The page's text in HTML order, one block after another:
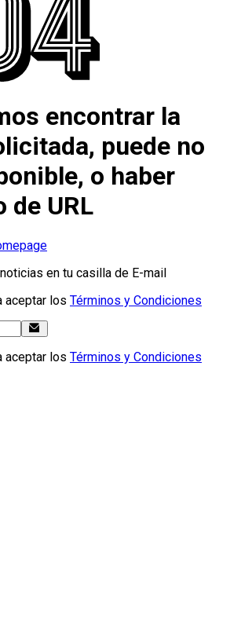
encontrar la
puede no
o haber
de URL
en tu casilla de E-mail
aceptar los Términos y Condiciones
aceptar los Términos y Condiciones